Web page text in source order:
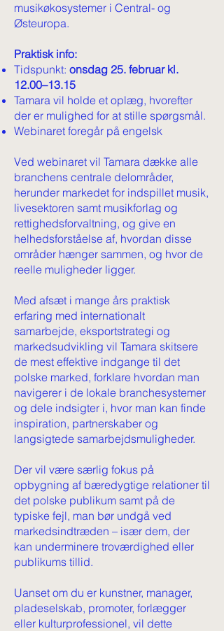
musikøkosystemer i Central- og
Østeuropa.
Praktisk info:
Tidspunkt: onsdag 25. februar kl.
12.00–13.15
Tamara vil holde et oplæg, hvorefter
der er mulighed for at stille spørgsmål.
Webinaret foregår på engelsk
Ved webinaret vil Tamara dække alle
branchens centrale delområder,
herunder markedet for indspillet musik,
livesektoren samt musikforlag og
rettighedsforvaltning, og give en
helhedsforståelse af, hvordan disse
områder hænger sammen, og hvor de
reelle muligheder ligger.
Med afsæt i mange års praktisk
erfaring med internationalt
samarbejde, eksportstrategi og
markedsudvikling vil Tamara skitsere
de mest effektive indgange til det
polske marked, forklare hvordan man
navigerer i de lokale branchesystemer
og dele indsigter i, hvor man kan finde
inspiration, partnerskaber og
langsigtede samarbejdsmuligheder.
Der vil være særlig fokus på
opbygning af bæredygtige relationer til
det polske publikum samt på de
typiske fejl, man bør undgå ved
markedsindtræden – især dem, der
kan underminere troværdighed eller
publikums tillid.
Uanset om du er kunstner, manager,
pladeselskab, promoter, forlægger
eller kulturprofessionel, vil dette